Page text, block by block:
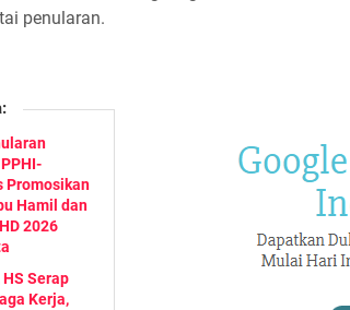
penularan.
Promosikan
Hamil dan
2026
HS Serap
Kerja,